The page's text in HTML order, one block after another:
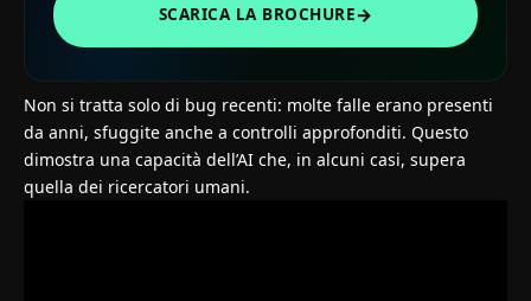
SCARICA LA BROCHURE→
Non si tratta solo di bug recenti: molte falle erano presenti
da anni, sfuggite anche a controlli approfonditi. Questo
dimostra una capacità dell’AI che, in alcuni casi, supera
quella dei ricercatori umani.